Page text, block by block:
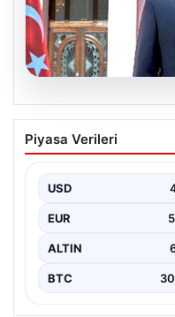
06.08.2026
Bakan
Açıklaması:
Yürütülecek”
Adalet Bakanı Akın
dönemi başlatacak
Piyasa Verileri
USD
EUR
ALTIN
BTC